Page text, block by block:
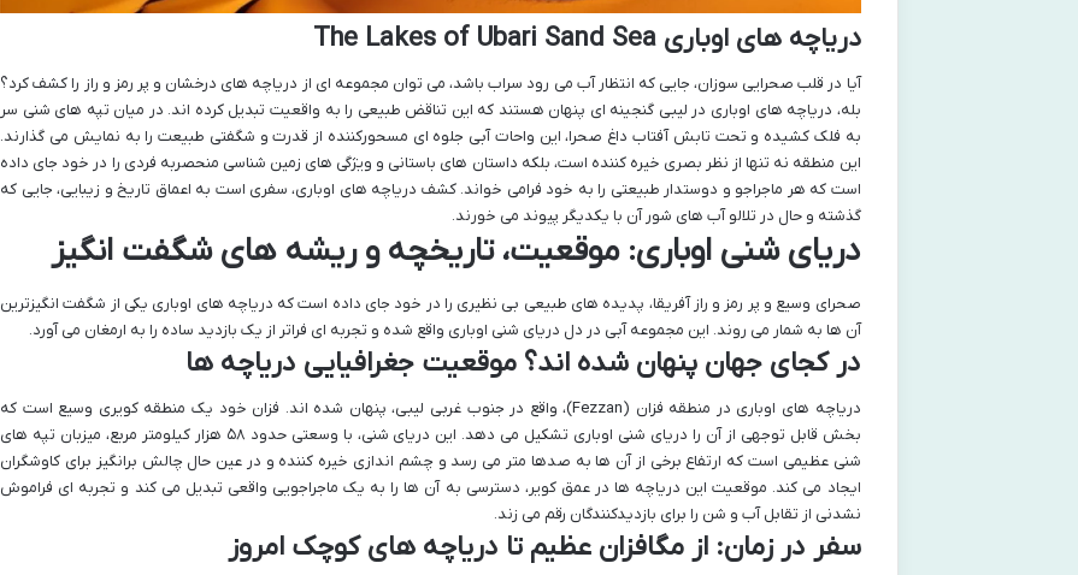
دریاچه های اوباری The Lakes of Ubari Sand Sea
آیا در قلب صحرایی سوزان، جایی که انتظار آب می رود سراب باشد، می توان مجموعه ای از دریاچه های درخشان و پر رمز و راز را کشف کرد؟
بله، دریاچه های اوباری در لیبی گنجینه ای پنهان هستند که این تناقض طبیعی را به واقعیت تبدیل کرده اند. در میان تپه های شنی سر
به فلک کشیده و تحت تابش آفتاب داغ صحرا، این واحات آبی جلوه ای مسحورکننده از قدرت و شگفتی طبیعت را به نمایش می گذارند.
این منطقه نه تنها از نظر بصری خیره کننده است، بلکه داستان های باستانی و ویژگی های زمین شناسی منحصربه فردی را در خود جای داده
است که هر ماجراجو و دوستدار طبیعتی را به خود فرامی خواند. کشف دریاچه های اوباری، سفری است به اعماق تاریخ و زیبایی، جایی که
گذشته و حال در تلالو آب های شور آن با یکدیگر پیوند می خورند.
دریای شنی اوباری: موقعیت، تاریخچه و ریشه های شگفت انگیز
صحرای وسیع و پر رمز و راز آفریقا، پدیده های طبیعی بی نظیری را در خود جای داده است که دریاچه های اوباری یکی از شگفت انگیزترین
آن ها به شمار می روند. این مجموعه آبی در دل دریای شنی اوباری واقع شده و تجربه ای فراتر از یک بازدید ساده را به ارمغان می آورد.
در کجای جهان پنهان شده اند؟ موقعیت جغرافیایی دریاچه ها
دریاچه های اوباری در منطقه فزان (Fezzan)، واقع در جنوب غربی لیبی، پنهان شده اند. فزان خود یک منطقه کویری وسیع است که
بخش قابل توجهی از آن را دریای شنی اوباری تشکیل می دهد. این دریای شنی، با وسعتی حدود ۵۸ هزار کیلومتر مربع، میزبان تپه های
شنی عظیمی است که ارتفاع برخی از آن ها به صدها متر می رسد و چشم اندازی خیره کننده و در عین حال چالش برانگیز برای کاوشگران
ایجاد می کند. موقعیت این دریاچه ها در عمق کویر، دسترسی به آن ها را به یک ماجراجویی واقعی تبدیل می کند و تجربه ای فراموش
نشدنی از تقابل آب و شن را برای بازدیدکنندگان رقم می زند.
سفر در زمان: از مگافزان عظیم تا دریاچه های کوچک امروز